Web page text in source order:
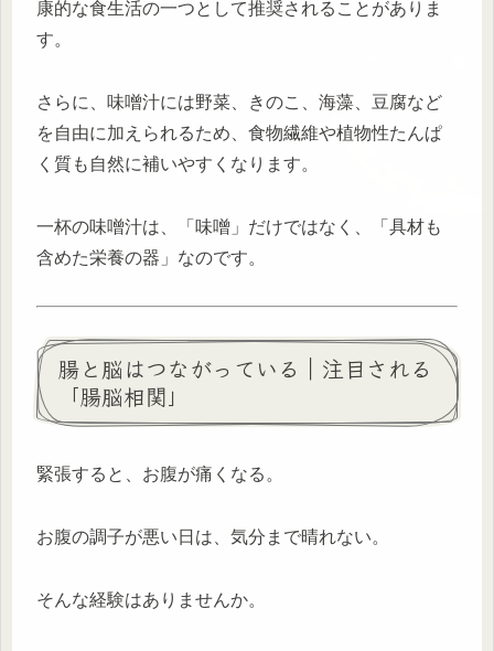
康的な食生活の一つとして推奨されることがありま
す。
さらに、味噌汁には野菜、きのこ、海藻、豆腐など
を自由に加えられるため、食物繊維や植物性たんぱ
く質も自然に補いやすくなります。
一杯の味噌汁は、「味噌」だけではなく、「具材も
含めた栄養の器」なのです。
腸と脳はつながっている｜注目される
「腸脳相関」
緊張すると、お腹が痛くなる。
お腹の調子が悪い日は、気分まで晴れない。
そんな経験はありませんか。